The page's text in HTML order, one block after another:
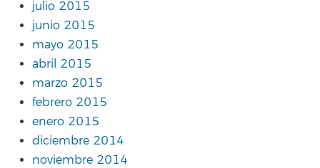
julio 2015
junio 2015
mayo 2015
abril 2015
marzo 2015
febrero 2015
enero 2015
diciembre 2014
noviembre 2014